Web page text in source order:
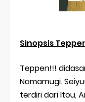
Sinopsis
Teppen!!!
Namamugi.
terdiri dari Itou,